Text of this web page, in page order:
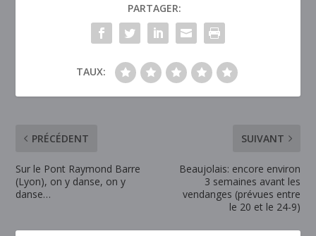
PARTAGER:
TAUX:
PRÉCÉDENT
Sur le Pont Raymond Barre
(Lyon), on y danse, on y
danse…
SUIVANT
Beaujolais: encore environ
3 semaines avant les
vendanges (prévues entre
le 20 et le 24-9)